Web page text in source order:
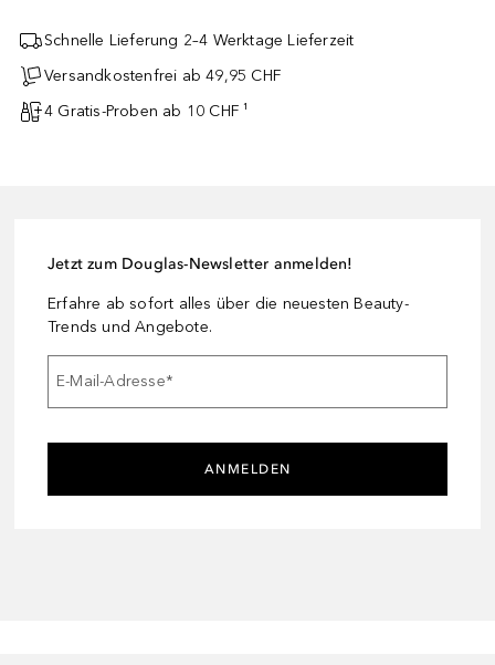
Schnelle Lieferung 2–4 Werktage Lieferzeit
Versandkostenfrei ab 49,95 CHF
4 Gratis-Proben ab 10 CHF ¹
Jetzt zum Douglas-Newsletter anmelden!
Erfahre ab sofort alles über die neuesten Beauty-
Trends und Angebote.
E-Mail-Adresse*
ANMELDEN